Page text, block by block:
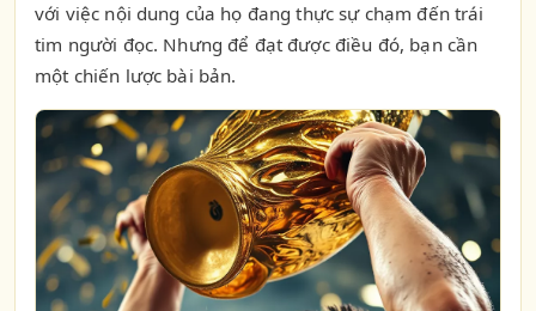
với việc nội dung của họ đang thực sự chạm đến trái
tim người đọc. Nhưng để đạt được điều đó, bạn cần
một chiến lược bài bản.